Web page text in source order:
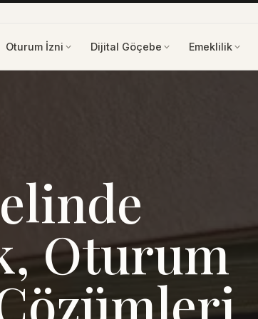
Oturum İzni Dijital Göçebe Emeklilik
Oturum